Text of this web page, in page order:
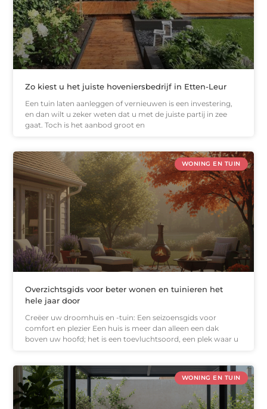
Zo kiest u het juiste hoveniersbedrijf in Etten-Leur
Een tuin laten aanleggen of vernieuwen is een investering,
en dan wilt u zeker weten dat u met de juiste partij in zee
gaat. Toch is het aanbod groot en
WONING EN TUIN
Overzichtsgids voor beter wonen en tuinieren het
hele jaar door
Creëer uw droomhuis en -tuin: Een seizoensgids voor
comfort en plezier Een huis is meer dan alleen een dak
boven uw hoofd; het is een toevluchtsoord, een plek waar u
WONING EN TUIN